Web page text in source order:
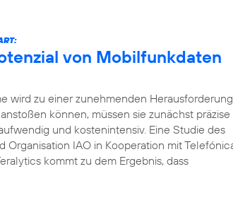
von Mobilfunkdaten
wird zu einer zunehmenden
können, müssen sie zunächst präzise
und kostenintensiv. Eine Studie des
IAO in Kooperation mit
kommt zu dem Ergebnis, dass